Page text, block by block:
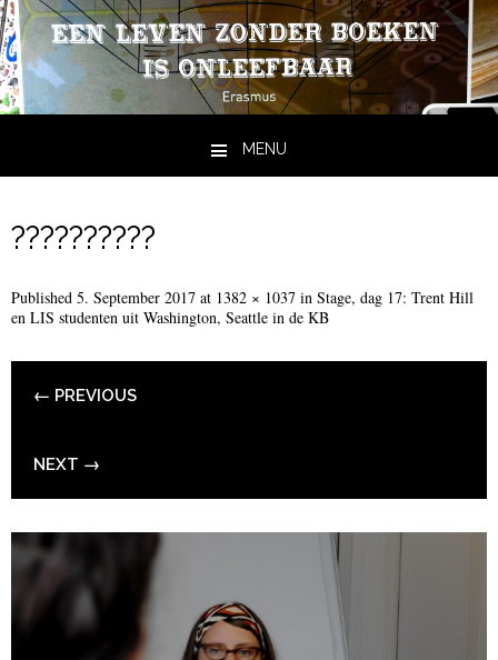
MENU
??????????
Published 5. September 2017 at 1382 × 1037 in Stage, dag 17: Trent Hill
en LIS studenten uit Washington, Seattle in de KB
← PREVIOUS
NEXT →